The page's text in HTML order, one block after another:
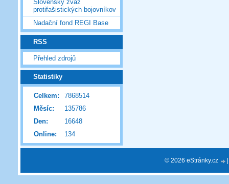
Slovenský zväz
protifašistických bojovníkov
Nadační fond REGI Base
RSS
Přehled zdrojů
Statistiky
Online: 134
Celkem:
7868514
Měsíc:
135786
Den:
16648
© 2026 eStránky.cz